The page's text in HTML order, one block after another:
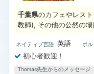
千葉県のカフェやレス
教師), その他の公然の
ネイティブ言語 英語 ポ
初心者歓迎！
Thomas先生からのメッセージ